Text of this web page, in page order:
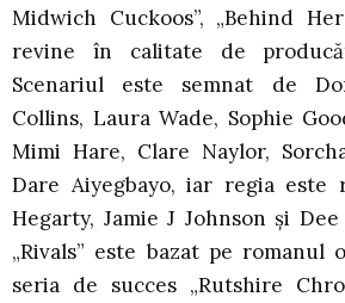
Midwich Cuckoos”, „Behind Her
revine în calitate de
Scenariul este semnat de
Collins, Laura Wade, Sophie
Mimi Hare, Clare Naylor,
Dare Aiyegbayo, iar regia este
Hegarty, Jamie J Johnson și Dee
„Rivals” este bazat pe romanul
seria de succes „Rutshire